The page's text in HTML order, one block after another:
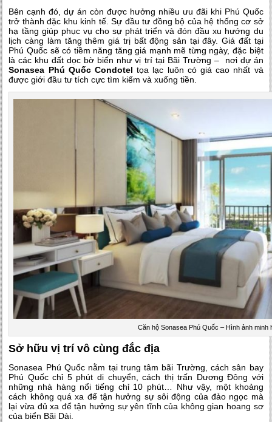
Bên cạnh đó, dự án còn được hưởng nhiều ưu đãi khi Phú Quốc
trở thành đặc khu kinh tế. Sự đầu tư đồng bộ của hệ thống cơ sở
hạ tầng giúp phục vụ cho sự phát triển và đón đầu xu hướng du
lịch càng làm tăng thêm giá trị bất động sản tại đây. Giá đất tại
Phú Quốc sẽ có tiềm năng tăng giá mạnh mẽ từng ngày, đặc biệt
là các khu đất dọc bờ biển như vị trí tại Bãi Trường – nơi dự án
Sonasea Phú Quốc Condotel tọa lạc luôn có giá cao nhất và
được giới đầu tư tích cực tìm kiếm và xuống tiền.
Căn hộ Sonasea Phú Quốc – Hình ảnh minh
Sở hữu vị trí vô cùng đắc địa
Sonasea Phú Quốc nằm tại trung tâm bãi Trường, cách sân bay
Phú Quốc chỉ 5 phút di chuyển, cách thị trấn Dương Đông với
những nhà hàng nổi tiếng chỉ 10 phút… Như vậy, một khoảng
cách không quá xa để tận hưởng sự sôi động của đảo ngọc mà
lại vừa đủ xa để tận hưởng sự yên tĩnh của không gian hoang sơ
của biển Bãi Dài.